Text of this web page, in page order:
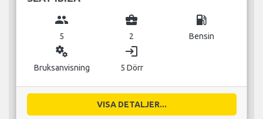
group
5
business_center
2
local_gas_station
Bensin
miscellaneous_services
Bruksanvisning
login
5 Dörr
VISA DETALJER...